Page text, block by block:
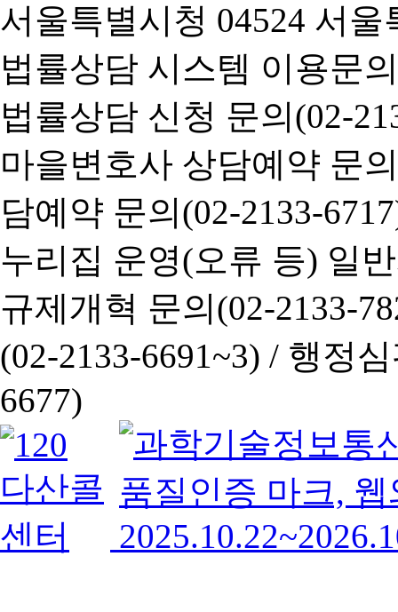
서울특별시청 04524 서
법률상담 시스템 이용문
법률상담 신청 문의(02-
마을변호사 상담예약 문
담예약 문의(02-2133-
누리집 운영(오류 등) 일
규제개혁 문의(02-2133-
(02-2133-6691~3) / 행정심
6677)